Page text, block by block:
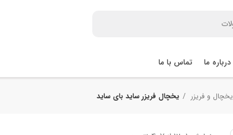
درباره ما تماس با ما
یخچال و فریزر یخچال فریزر ساید بای ساید